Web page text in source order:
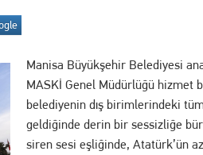
kirliliğine geçit yok
KOVALAMACA: 18 YIL KESİLMİŞ
Kent Genelindeki İnternet Haber
İhbar Üzerine Sevk Edilen
Manisa Büyükşehir Belediyesi
MASKİ Genel Müdürlüğü hizmet
belediyenin dış birimlerindeki
geldiğinde derin bir sessizliğe
siren sesi eşliğinde, Atatürk’ün